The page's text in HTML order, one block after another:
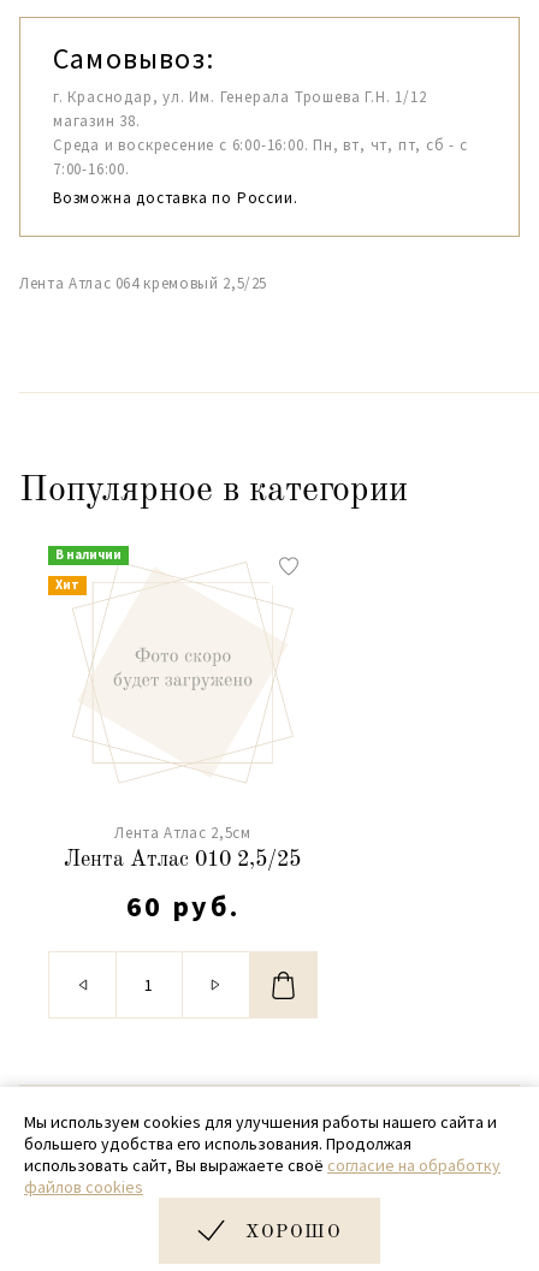
Самовывоз:
г. Краснодар, ул. Им. Генерала Трошева Г.Н. 1/12
магазин 38.
Среда и воскресение с 6:00-16:00. Пн, вт, чт, пт, сб - с
7:00-16:00.
Возможна доставка по России.
Лента Атлас 064 кремовый 2,5/25
Популярное в категории
В наличии
Хит
Лента Атлас 2,5см
Лента Атлас 010 2,5/25
60 руб.
© 2020 - 2026 SamPack
+ 7 (918) 699-97-87
zakaz@sampack.store
Дизайн и разработка сайта
Мы используем cookies для улучшения работы нашего сайта и
большего удобства его использования. Продолжая
использовать сайт, Вы выражаете своё согласие на обработку
файлов cookies
ХОРОШО